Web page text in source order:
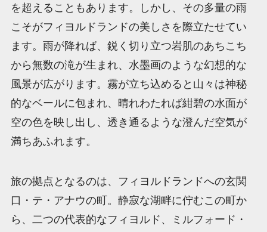
を超えることもあります。しかし、その多量の雨
こそがフィヨルドランドの美しさを際立たせてい
ます。雨が降れば、鋭く切り立つ岩肌のあちこち
から無数の滝が生まれ、水墨画のような幻想的な
風景が広がります。霧が立ち込めると山々は神秘
的なベールに包まれ、晴れわたれば紺碧の水面が
空の色を映し出し、透き通るような澄んだ空気が
満ちあふれます。
旅の拠点となるのは、フィヨルドランドへの玄関
口・テ・アナウの町。静寂な湖畔に佇むこの町か
ら、二つの代表的なフィヨルド、ミルフォード・